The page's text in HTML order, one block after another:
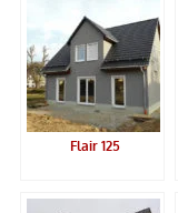
Flair 125